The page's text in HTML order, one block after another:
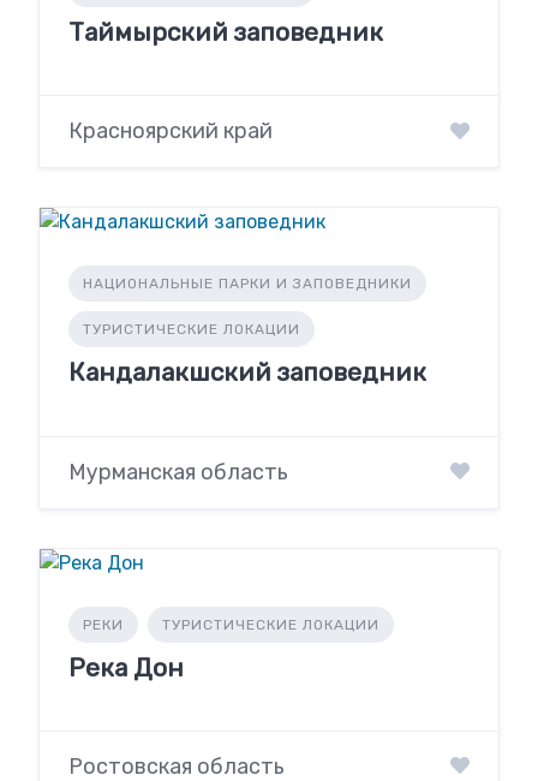
Таймырский заповедник
Красноярский край
НАЦИОНАЛЬНЫЕ ПАРКИ И ЗАПОВЕДНИКИ
ТУРИСТИЧЕСКИЕ ЛОКАЦИИ
Кандалакшский заповедник
Мурманская область
РЕКИ ТУРИСТИЧЕСКИЕ ЛОКАЦИИ
Река Дон
Ростовская область